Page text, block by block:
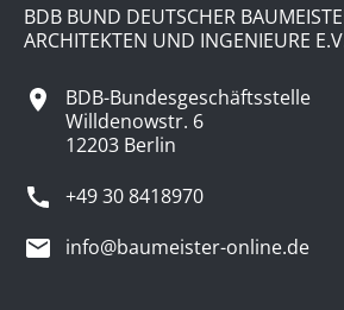
BDB BUND DEUTSCHER
ARCHITEKTEN UND INGENIEURE
BDB-Bundesgeschäftsstelle
Willdenowstr. 6
12203 Berlin
+49 30 8418970
info@baumeister-online.de